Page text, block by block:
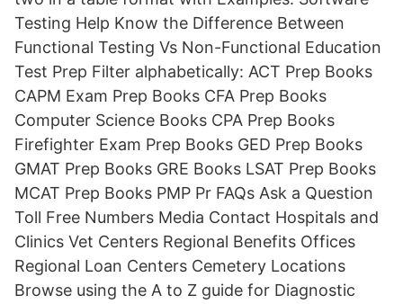
Testing Help Know the Difference Between
Functional Testing Vs Non-Functional Education
Test Prep Filter alphabetically: ACT Prep Books
CAPM Exam Prep Books CFA Prep Books
Computer Science Books CPA Prep Books
Firefighter Exam Prep Books GED Prep Books
GMAT Prep Books GRE Books LSAT Prep Books
MCAT Prep Books PMP Pr FAQs Ask a Question
Toll Free Numbers Media Contact Hospitals and
Clinics Vet Centers Regional Benefits Offices
Regional Loan Centers Cemetery Locations
Browse using the A to Z guide for Diagnostic